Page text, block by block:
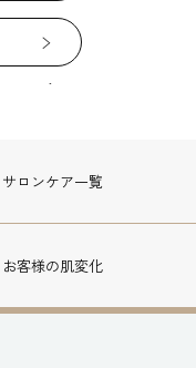
サロンケア一覧
お客様の肌変化